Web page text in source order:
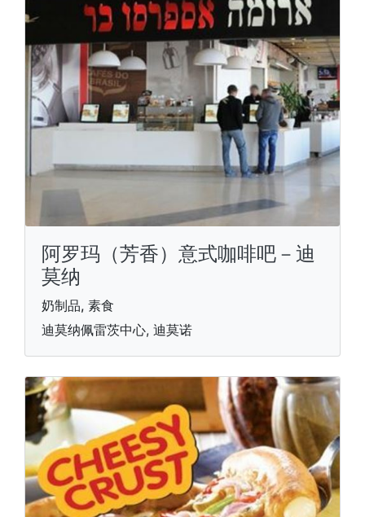
阿罗玛（芳香）意式咖啡吧－迪
莫纳
奶制品, 素食
迪莫纳佩雷茨中心, 迪莫诺